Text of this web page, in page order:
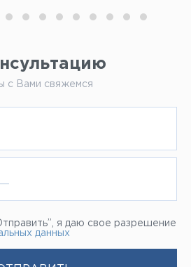
с Вами свяжемся
я даю свое разрешение
данных